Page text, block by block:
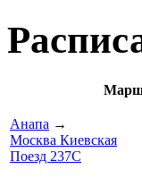
Анапа →
Москва Киевская
Поезд 237С